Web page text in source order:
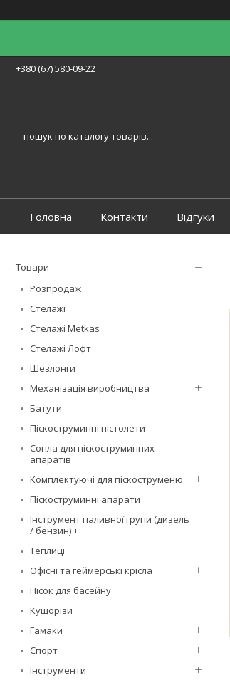
+380 (67) 580-09-22
Головна Контакти Відгуки
Товари
Розпродаж
Стелажі
Стелажі Metkas
Стелажі Лофт
Шезлонги
Механізація виробництва
Батути
Піскоструминні пістолети
Сопла для піскоструминних
апаратів
Комплектуючі для піскоструменю
Піскоструминні апарати
Інструмент паливної групи (дизель
/ бензин) +
Теплиці
Офісні та геймерські крісла
Пісок для басейну
Кущорізи
Гамаки
Спорт
Інструменти